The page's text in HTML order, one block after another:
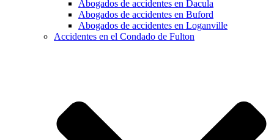
Abogados de accidentes en Dacula
Abogados de accidentes en Buford
Abogados de accidentes en Loganville
Accidentes en el Condado de Fulton